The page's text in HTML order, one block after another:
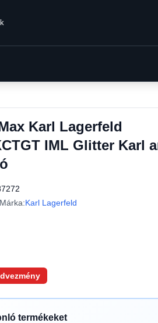
Karl Lagerfeld
IML Glitter Karl
Márka:Karl Lagerfeld
termékeket